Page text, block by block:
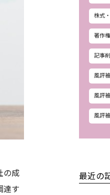
の成
達す
株式
著作権
記事
風評
風評
風評
最近の